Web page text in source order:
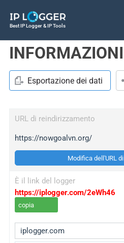
Best IP Logger & IP Tools
Esportazione dei dati
URL di reindirizzamento
https://nowgoalvn.org/
Modifica dell'URL
È il link del logger
https://iplogger.com/2eWh46
copia